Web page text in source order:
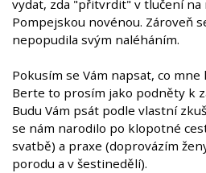
vydat, zda "přitvrdit" v tlučení
Pompejskou novénou. Zároveň
nepopudila svým naléháním.
Pokusím se Vám napsat, co mne
Berte to prosím jako podněty k
Budu Vám psát podle vlastní
se nám narodilo po klopotné
svatbě) a praxe (doprovázím
porodu a v šestinedělí).